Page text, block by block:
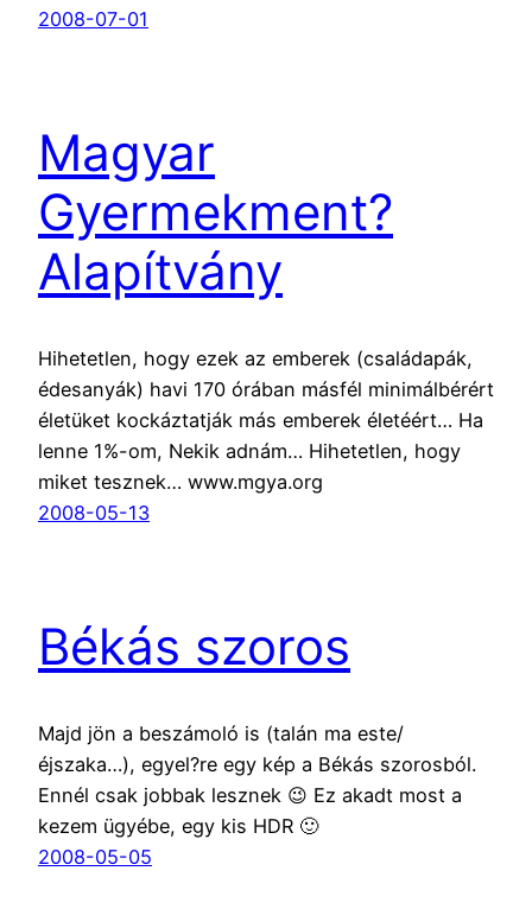
2008-07-01
Magyar
Gyermekment?
Alapítvány
Hihetetlen, hogy ezek az emberek (családapák,
édesanyák) havi 170 órában másfél minimálbérért
életüket kockáztatják más emberek életéért… Ha
lenne 1%-om, Nekik adnám… Hihetetlen, hogy
miket tesznek… www.mgya.org
2008-05-13
Békás szoros
Majd jön a beszámoló is (talán ma este/
éjszaka…), egyel?re egy kép a Békás szorosból.
Ennél csak jobbak lesznek 😉 Ez akadt most a
kezem ügyébe, egy kis HDR 🙂
2008-05-05